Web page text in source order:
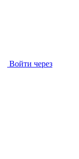
Войти через